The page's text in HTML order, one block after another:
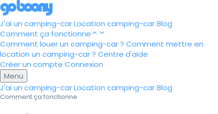
J'ai un camping-carLocation camping-carBlog
Comment ça fonctionne
Comment louer un camping-car ? Comment mettre en
location un camping-car ? Centre d'aide
Créer un compte Connexion
Menu
J'ai un camping-carLocation camping-carBlog
Comment ça fonctionne